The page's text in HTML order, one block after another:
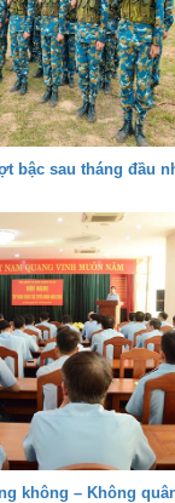
bậc sau tháng đầu
không – Không